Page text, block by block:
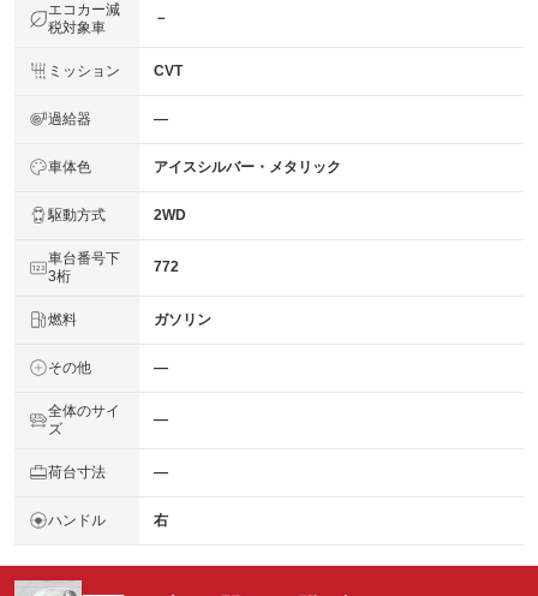
エコカー減
税対象車
－
ミッション CVT
過給器 ―
車体色 アイスシルバー・メタリック
駆動方式 2WD
車台番号下
3桁
772
燃料 ガソリン
その他 ―
全体のサイ
ズ
―
荷台寸法 ―
ハンドル 右